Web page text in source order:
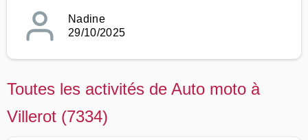
Nadine
29/10/2025
Toutes les activités de Auto moto à
Villerot (7334)